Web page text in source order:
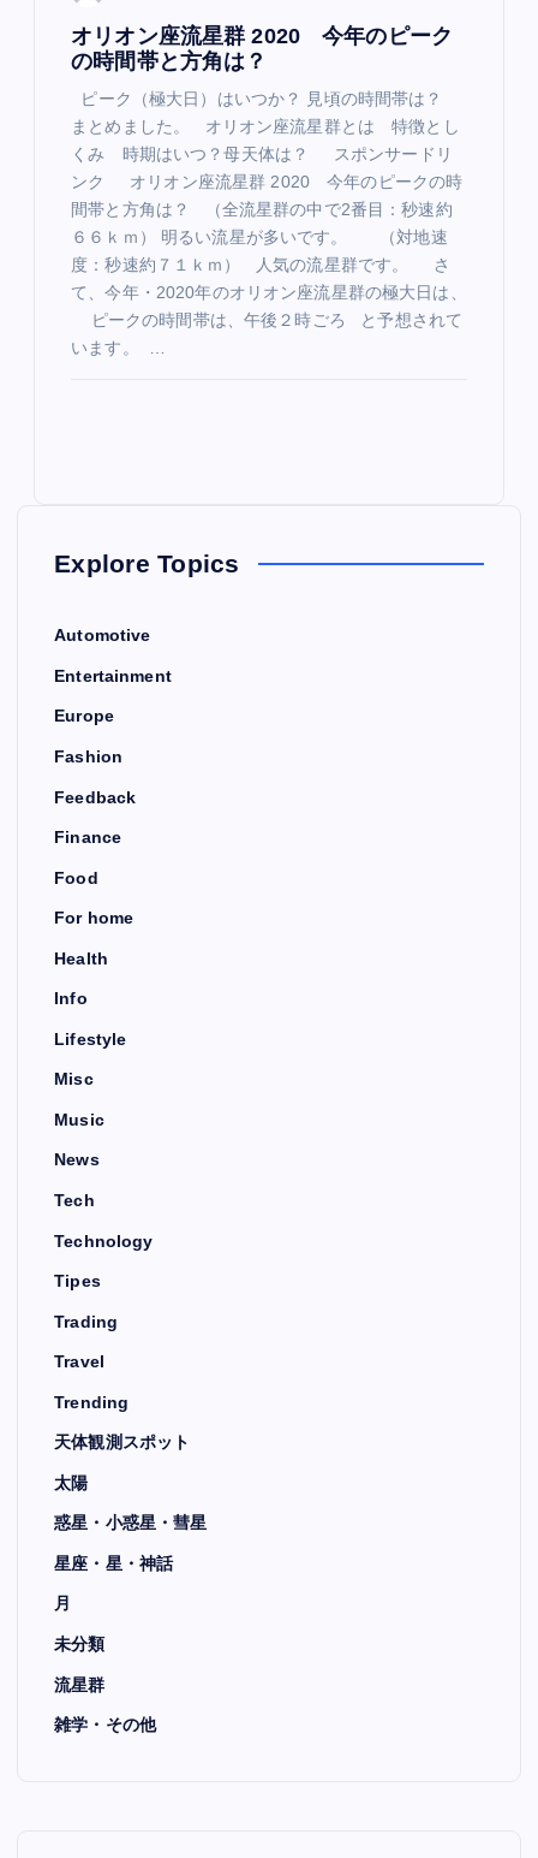
オリオン座流星群 2020 今年のピーク
の時間帯と方角は？
ピーク（極大日）はいつか？ 見頃の時間帯は？
まとめました。 オリオン座流星群とは 特徴とし
くみ 時期はいつ？母天体は？ スポンサードリ
ンク オリオン座流星群 2020 今年のピークの時
間帯と方角は？ （全流星群の中で2番目：秒速約
６６ｋｍ） 明るい流星が多いです。 （対地速
度：秒速約７１ｋｍ） 人気の流星群です。 さ
て、今年・2020年のオリオン座流星群の極大日は、
ピークの時間帯は、午後２時ごろ と予想されて
います。 …
Explore Topics
Automotive
Entertainment
Europe
Fashion
Feedback
Finance
Food
For home
Health
Info
Lifestyle
Misc
Music
News
Tech
Technology
Tipes
Trading
Travel
Trending
天体観測スポット
太陽
惑星・小惑星・彗星
星座・星・神話
月
未分類
流星群
雑学・その他